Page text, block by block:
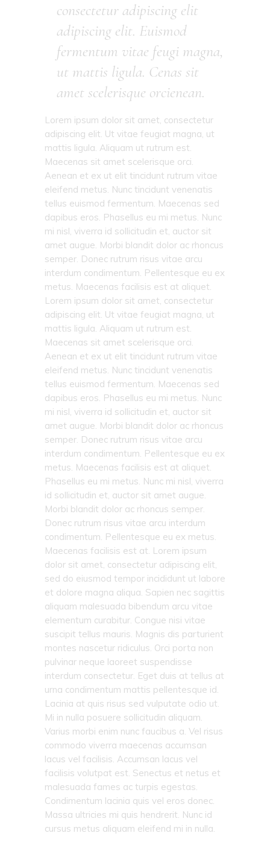
consectetur adipiscing elit
adipiscing elit. Euismod
fermentum vitae feugi magna,
ut mattis ligula. Cenas sit
amet scelerisque orcienean.
Lorem ipsum dolor sit amet, consectetur
adipiscing elit. Ut vitae feugiat magna, ut
mattis ligula. Aliquam ut rutrum est.
Maecenas sit amet scelerisque orci.
Aenean et ex ut elit tincidunt rutrum vitae
eleifend metus. Nunc tincidunt venenatis
tellus euismod fermentum. Maecenas sed
dapibus eros. Phasellus eu mi metus. Nunc
mi nisl, viverra id sollicitudin et, auctor sit
amet augue. Morbi blandit dolor ac rhoncus
semper. Donec rutrum risus vitae arcu
interdum condimentum. Pellentesque eu ex
metus. Maecenas facilisis est at aliquet.
Lorem ipsum dolor sit amet, consectetur
adipiscing elit. Ut vitae feugiat magna, ut
mattis ligula. Aliquam ut rutrum est.
Maecenas sit amet scelerisque orci.
Aenean et ex ut elit tincidunt rutrum vitae
eleifend metus. Nunc tincidunt venenatis
tellus euismod fermentum. Maecenas sed
dapibus eros. Phasellus eu mi metus. Nunc
mi nisl, viverra id sollicitudin et, auctor sit
amet augue. Morbi blandit dolor ac rhoncus
semper. Donec rutrum risus vitae arcu
interdum condimentum. Pellentesque eu ex
metus. Maecenas facilisis est at aliquet.
Phasellus eu mi metus. Nunc mi nisl, viverra
id sollicitudin et, auctor sit amet augue.
Morbi blandit dolor ac rhoncus semper.
Donec rutrum risus vitae arcu interdum
condimentum. Pellentesque eu ex metus.
Maecenas facilisis est at. Lorem ipsum
dolor sit amet, consectetur adipiscing elit,
sed do eiusmod tempor incididunt ut labore
et dolore magna aliqua. Sapien nec sagittis
aliquam malesuada bibendum arcu vitae
elementum curabitur. Congue nisi vitae
suscipit tellus mauris. Magnis dis parturient
montes nascetur ridiculus. Orci porta non
pulvinar neque laoreet suspendisse
interdum consectetur. Eget duis at tellus at
urna condimentum mattis pellentesque id.
Lacinia at quis risus sed vulputate odio ut.
Mi in nulla posuere sollicitudin aliquam.
Varius morbi enim nunc faucibus a. Vel risus
commodo viverra maecenas accumsan
lacus vel facilisis. Accumsan lacus vel
facilisis volutpat est. Senectus et netus et
malesuada fames ac turpis egestas.
Condimentum lacinia quis vel eros donec.
Massa ultricies mi quis hendrerit. Nunc id
cursus metus aliquam eleifend mi in nulla.